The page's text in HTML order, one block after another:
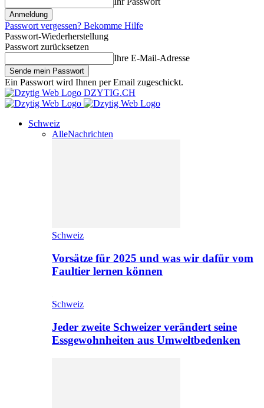
Passwort vergessen? Bekomme Hilfe
Passwort-Wiederherstellung
Passwort zurücksetzen
Ihre E-Mail-Adresse
Ein Passwort wird Ihnen per Email zugeschickt.
DZYTIG.CH
Schweiz
AlleNachrichten
Schweiz
Vorsätze für 2025 und was wir dafür vom
Faultier lernen können
Schweiz
Jeder zweite Schweizer verändert seine
Essgewohnheiten aus Umweltbedenken